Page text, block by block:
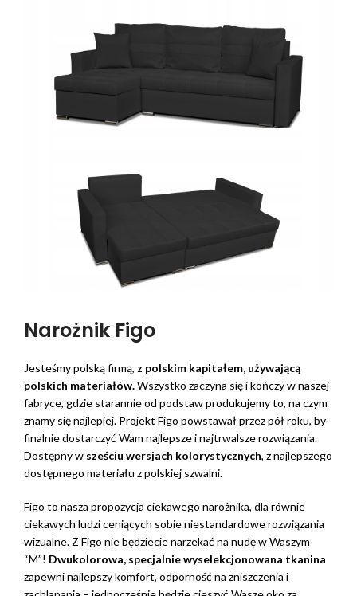
Narożnik Figo
Jesteśmy polską firmą, z polskim kapitałem, używającą
polskich materiałów.Wszystko zaczyna się i kończy w naszej
fabryce, gdzie starannie od podstaw produkujemy to, na czym
znamy się najlepiej. Projekt Figo powstawał przez pół roku, by
finalnie dostarczyć Wam najlepsze i najtrwalsze rozwiązania.
Dostępny w sześciu wersjach kolorystycznych, z najlepszego
dostępnego materiału z polskiej szwalni.
Figo to nasza propozycja ciekawego narożnika, dla równie
ciekawych ludzi ceniących sobie niestandardowe rozwiązania
wizualne. Z Figo nie będziecie narzekać na nudę w Waszym
“M”! Dwukolorowa, specjalnie wyselekcjonowana tkanina
zapewni najlepszy komfort, odporność na zniszczenia i